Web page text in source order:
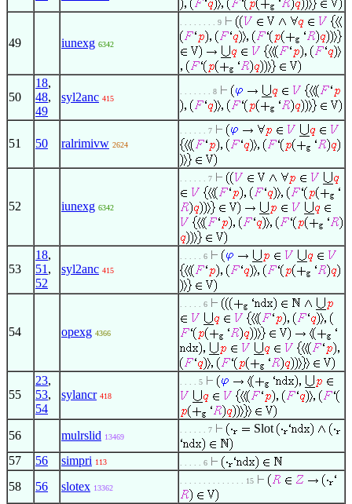
49 iunexg 6342
. . . . . . . . 9
50
18,
48,
49
syl2anc 415
. . . . . . . 8
51 50 ralrimivw 2624
. . . . . . 7
52 iunexg 6342
. . . . . . 7
53
18,
51 ,
52
syl2anc 415
. . . . . 6
54 opexg 4366
. . . . . 6
55
23,
53,
54
sylancr 418
. . . . 5
56 mulrslid 13469
. . . . . . 7 Slot
57 56 simpri 113 . . . . . 6
58 56 slotex 13362
. . . . . . . . . . . . . . 15